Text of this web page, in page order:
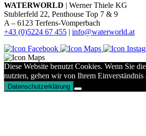
WATERWORLD | Werner Thiele KG
Stublerfeld 22, Penthouse Top 7 & 9
A – 6123 Terfens-Vomperbach
+43 (0)5224 67 455 | info@waterworld.at
Diese Website benutzt Cookies. Wenn Sie
nutzten, gehen wir von Ihrem Einverständnis
Datenschutzerklärung